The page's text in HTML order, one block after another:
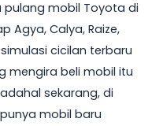
pulang mobil Toyota di
Agya, Calya, Raize,
cicilan terbaru
mengira beli mobil itu
sekarang, di
mobil baru